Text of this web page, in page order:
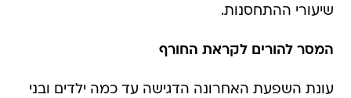
שיעורי ההתחסנות.
המסר להורים לקראת החורף
עונת השפעת האחרונה הדגישה עד כמה ילדים ובני